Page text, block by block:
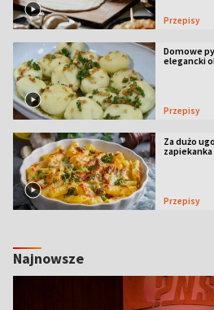
Przepisy
Domowe
elegancki
Przepisy
Za dużo
Przepisy
Najnowsze